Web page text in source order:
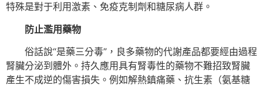
特殊是對于利用激素、免疫克制劑和糖尿病人群。
防止濫用藥物
俗話說“是藥三分毒”，良多藥物的代謝產品都要經由過程
腎臟分泌到體外。持久應用具有腎毒性的藥物不難招致腎臟
產生不成逆的傷害損失。例如解熱鎮痛藥、抗生素（氨基糖